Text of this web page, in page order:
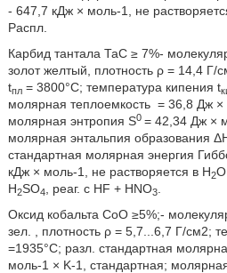
- 647,7 кДж × моль-1, не
Распл.
Карбид тантала ТаC ≥ 7%-
золот желтый, плотность ρ = 14,4 Г/
tпл= 3800°С; температура кипения t
молярная теплоемкость = 36,8 Дж ×
молярная энтропия S0 = 42,34 Дж ×
молярная энтальпия образования
стандартная молярная энергия
кДж × моль-1, не растворяется в Н2О
Н2SO4 , реаг. с HF + HNO3.
Оксид кобальта СоО ≥5%;-
зел. , плотность ρ = 5,7...6,7 Г/см2;
=1935°С; разл. стандартная
моль-1 × K-1, стандартная;